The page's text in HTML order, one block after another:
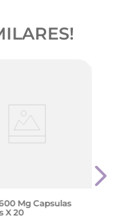
Mg Capsulas
X 20